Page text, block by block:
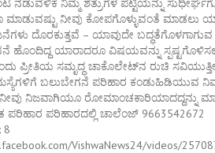
ನಡುವಳಿಕೆ ನಿಮ್ಮ ಶತ್ರುಗಳ ಪಟ್ಟಿಯನ್ನು
ಮಾಡುವಷ್ಟು ನೀವು ಕೋಪಗೊಳ್ಳುವಂತೆ
ದೊರಕುತ್ತವೆ – ಯಾವುದೇ
ಹೊಂದಿದ್ದ ಯಾರಾದರೂ ವಿಷಯವನ್ನು
ಪ್ರೀತಿಯ ಸಮೃದ್ಧ ಚಾಕೊಲೇಟ್‌ನ ರುಚಿ
ಬಲುಬೇಗನೆ ಪರಿಹಾರ ಕಂಡುಹಿಡಿಯುವ
ನಿಜವಾಗಿಯೂ ರೋಮಾಂಚಕಾರಿಯಾದದ್ದನ್ನು
ಪರಿಹಾರ ಪರಿಹಾರದಲ್ಲಿ ಚಾಲೆಂಜ್ 9663542672
8
VishwaNews24/videos/